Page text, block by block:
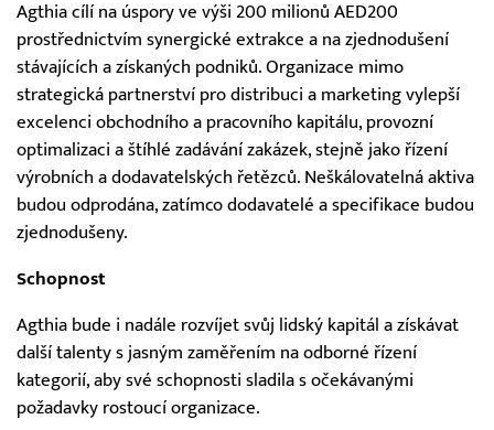
Agthia cílí na úspory ve výši 200 milionů AED200
prostřednictvím synergické extrakce a na zjednodušení
stávajících a získaných podniků. Organizace mimo
strategická partnerství pro distribuci a marketing vylepší
excelenci obchodního a pracovního kapitálu, provozní
optimalizaci a štíhlé zadávání zakázek, stejně jako řízení
výrobních a dodavatelských řetězců. Neškálovatelná aktiva
budou odprodána, zatímco dodavatelé a specifikace budou
zjednodušeny.
Schopnost
Agthia bude i nadále rozvíjet svůj lidský kapitál a získávat
další talenty s jasným zaměřením na odborné řízení
kategorií, aby své schopnosti sladila s očekávanými
požadavky rostoucí organizace.